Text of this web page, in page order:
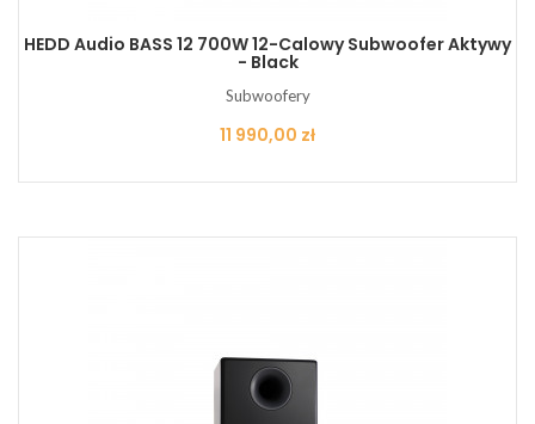
HEDD Audio BASS 12 700W 12-Calowy Subwoofer Aktywy
- Black
Subwoofery
Cena
11 990,00 zł